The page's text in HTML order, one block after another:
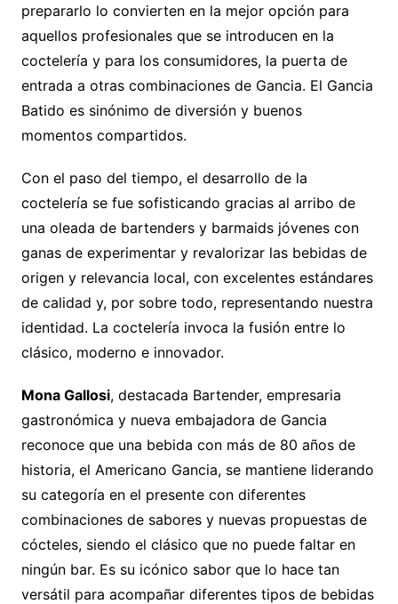
prepararlo lo convierten en la mejor opción para
aquellos profesionales que se introducen en la
coctelería y para los consumidores, la puerta de
entrada a otras combinaciones de Gancia. El Gancia
Batido es sinónimo de diversión y buenos
momentos compartidos.
Con el paso del tiempo, el desarrollo de la
coctelería se fue sofisticando gracias al arribo de
una oleada de bartenders y barmaids jóvenes con
ganas de experimentar y revalorizar las bebidas de
origen y relevancia local, con excelentes estándares
de calidad y, por sobre todo, representando nuestra
identidad. La coctelería invoca la fusión entre lo
clásico, moderno e innovador.
Mona Gallosi, destacada Bartender, empresaria
gastronómica y nueva embajadora de Gancia
reconoce que una bebida con más de 80 años de
historia, el Americano Gancia, se mantiene liderando
su categoría en el presente con diferentes
combinaciones de sabores y nuevas propuestas de
cócteles, siendo el clásico que no puede faltar en
ningún bar. Es su icónico sabor que lo hace tan
versátil para acompañar diferentes tipos de bebidas